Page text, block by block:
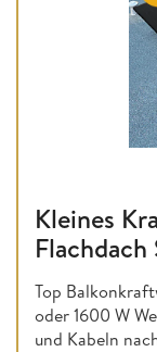
Kleines
Flachdach
Top
oder 1600 W
und Kabeln